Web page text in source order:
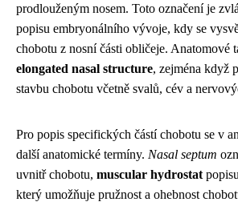
prodlouženým nosem. Toto označení je
popisu embryonálního vývoje, kdy se
chobotu z nosní části obličeje. Anatomové
elongated nasal structure, zejména když
stavbu chobotu včetně svalů, cév a
Pro popis specifických částí chobotu se v
další anatomické termíny. Nasal septum
uvnitř chobotu, muscular hydrostat
který umožňuje pružnost a ohebnost